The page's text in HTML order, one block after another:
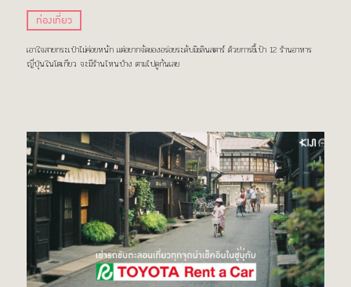
ท่องเที่ยว
เอาใจสายกระเป๋าไม่ค่อยหนัก แต่อยากจัดของอร่อยระดับมิชลินสตาร์ ด้วยการชี้เป้า 12 ร้านอาหาร
ญี่ปุ่นในโตเกียว จะมีร้านไหนบ้าง ตามไปดูกันเลย